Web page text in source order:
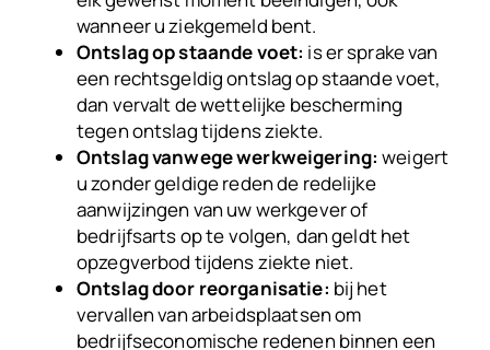
wanneer u ziekgemeld bent.
Ontslag op staande voet: is er sprake van
een rechtsgeldig ontslag op staande voet,
dan vervalt de wettelijke bescherming
tegen ontslag tijdens ziekte.
Ontslag vanwege werkweigering: weigert
u zonder geldige reden de redelijke
aanwijzingen van uw werkgever of
bedrijfsarts op te volgen, dan geldt het
opzegverbod tijdens ziekte niet.
Ontslag door reorganisatie: bij het
vervallen van arbeidsplaatsen om
bedrijfseconomische redenen binnen een